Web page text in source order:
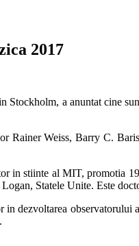
2017
a anuntat cine
Rainer Weiss, Barry C.
in stiinte al MIT, promotia
Statele Unite. Este
dezvoltarea